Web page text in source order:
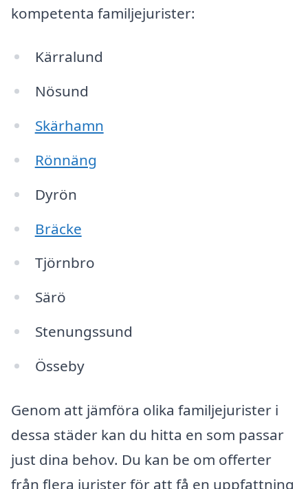
kompetenta familjejurister:
Kärralund
Nösund
Skärhamn
Rönnäng
Dyrön
Bräcke
Tjörnbro
Särö
Stenungssund
Össeby
Genom att jämföra olika familjejurister i
dessa städer kan du hitta en som passar
just dina behov. Du kan be om offerter
från flera jurister för att få en uppfattning